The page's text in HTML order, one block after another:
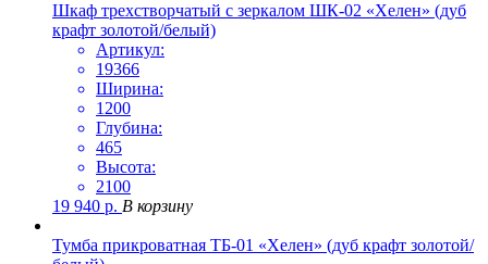
Шкаф трехстворчатый с зеркалом ШК-02 «Хелен» (дуб
крафт золотой/белый)
Артикул:
19366
Ширина:
1200
Глубина:
465
Высота:
2100
19 940 р. В корзину
Тумба прикроватная ТБ-01 «Хелен» (дуб крафт золотой/